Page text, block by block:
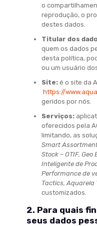
o
reprodução, o
destes dados.
Titular dos
quem os dados
desta política,
ou um usuário
Site: é o site da
https://
geridos por nós.
Serviços:
oferecidos pela
limitando, as
Smart
Stock – OTIF,
Inteligente de
Performance de
Tactics, Aquarela
customizados.
2. Para quais
seus dados